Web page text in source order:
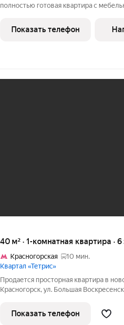
полностью готовая квартира с
проживания, но и как готовая
Показать телефон
40 м² · 1-комнатная квартира ·
Красногорская
10 мин.
Квартал «Тетрис»
Продается просторная квартира в
Красногорск, ул. Большая
дома. Семейный жилой комплекс
развитой
Показать телефон